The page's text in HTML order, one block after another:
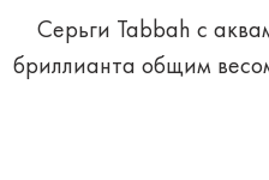
Серьги Tabbah с
бриллианта общим